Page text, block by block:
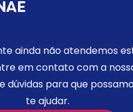
ainda não atendemos
em contato com a
dúvidas para que
te ajudar.